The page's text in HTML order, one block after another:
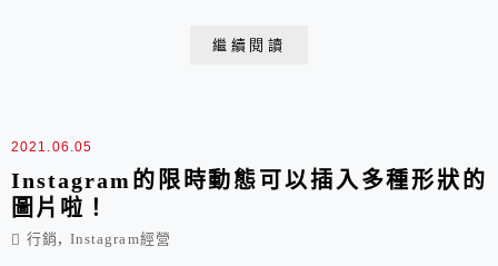
繼續閱讀
2021.06.05
Instagram的限時動態可以插入多種形狀的
圖片啦！
行銷 , Instagram經營